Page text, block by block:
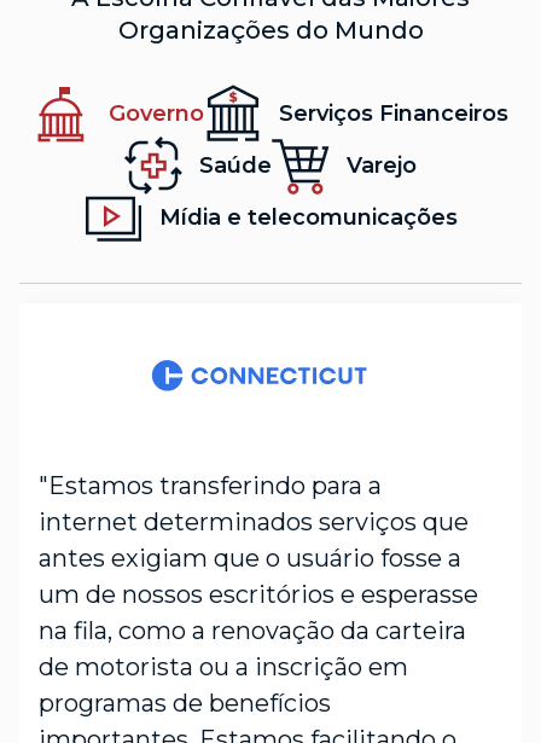
Organizações do Mundo
Governo
Serviços Financeiros
Saúde
Varejo
Mídia e telecomunicações
"Estamos transferindo para a
internet determinados serviços que
antes exigiam que o usuário fosse a
um de nossos escritórios e esperasse
na fila, como a renovação da carteira
de motorista ou a inscrição em
programas de benefícios